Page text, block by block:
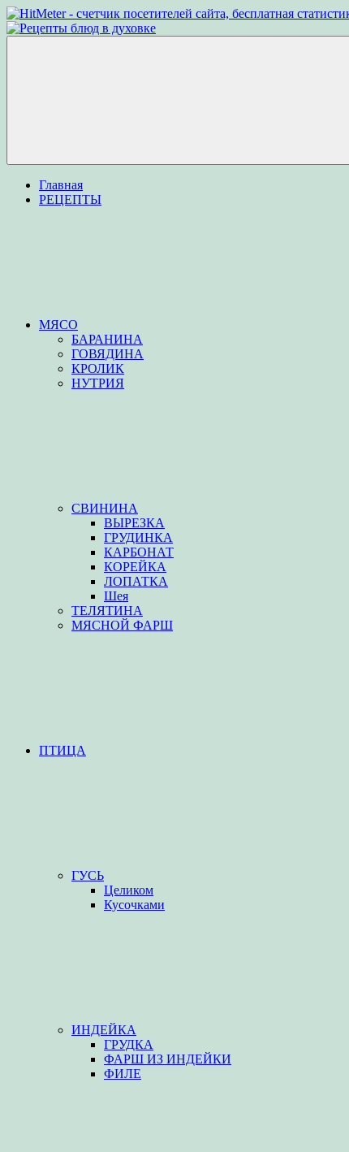
Перейти
к
Меню
Главная
РЕЦЕПТЫ
МЯСО
БАРАНИНА
ГОВЯДИНА
КРОЛИК
НУТРИЯ
СВИНИНА
ВЫРЕЗКА
ГРУДИНКА
КАРБОНАТ
КОРЕЙКА
ЛОПАТКА
Шея
ТЕЛЯТИНА
МЯСНОЙ ФАРШ
ПТИЦА
ГУСЬ
Целиком
Кусочками
ИНДЕЙКА
ГРУДКА
ФАРШ ИЗ ИНДЕЙКИ
ФИЛЕ